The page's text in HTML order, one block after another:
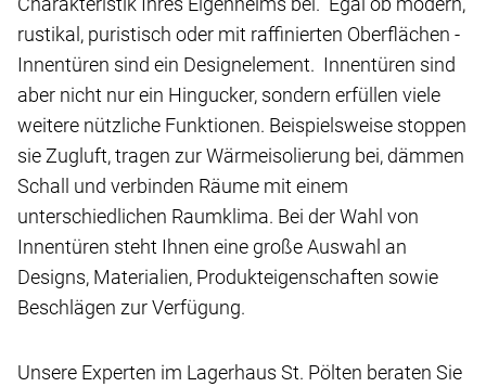
rustikal, puristisch oder mit raffinierten Oberflächen -
Innentüren sind ein Designelement. Innentüren sind
aber nicht nur ein Hingucker, sondern erfüllen viele
weitere nützliche Funktionen. Beispielsweise stoppen
sie Zugluft, tragen zur Wärmeisolierung bei, dämmen
Schall und verbinden Räume mit einem
unterschiedlichen Raumklima. Bei der Wahl von
Innentüren steht Ihnen eine große Auswahl an
Designs, Materialien, Produkteigenschaften sowie
Beschlägen zur Verfügung.
Unsere Experten im Lagerhaus St. Pölten beraten Sie